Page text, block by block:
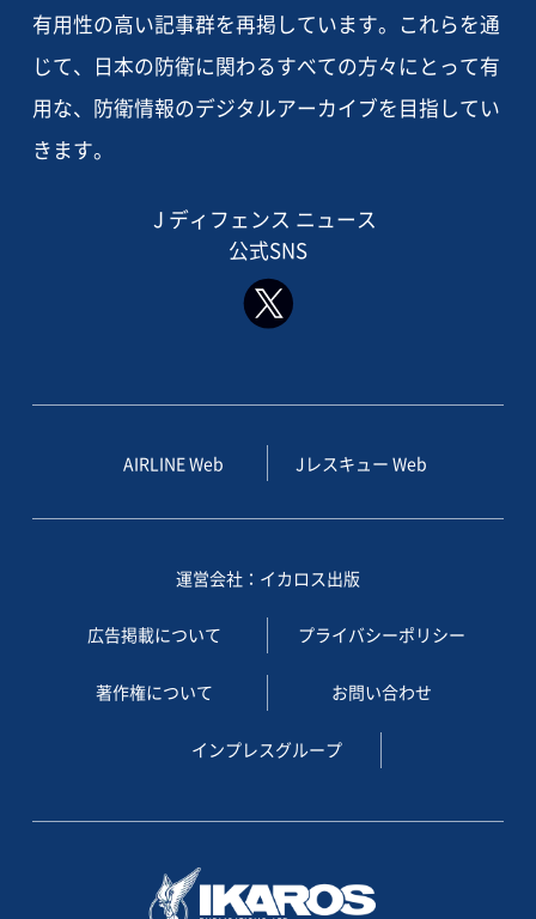
有用性の高い記事群を再掲しています。これらを通
じて、日本の防衛に関わるすべての方々にとって有
用な、防衛情報のデジタルアーカイブを目指してい
きます。
J ディフェンス ニュース
公式SNS
AIRLINE Web Jレスキュー Web
運営会社：イカロス出版
広告掲載について プライバシーポリシー
著作権について お問い合わせ
インプレスグループ